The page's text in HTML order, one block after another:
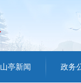
山亭新闻 政务